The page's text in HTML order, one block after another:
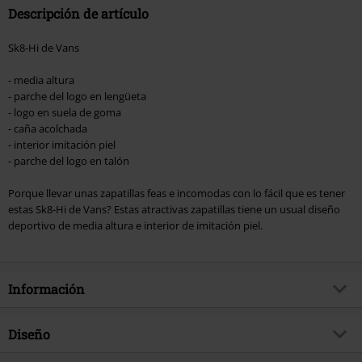
Descripción de artículo
Sk8-Hi de Vans
- media altura
- parche del logo en lengüeta
- logo en suela de goma
- caña acolchada
- interior imitación piel
- parche del logo en talón
Porque llevar unas zapatillas feas e incomodas con lo fácil que es tener
estas Sk8-Hi de Vans? Estas atractivas zapatillas tiene un usual diseño
deportivo de media altura e interior de imitación piel.
Información
Artículo no.
Diseño